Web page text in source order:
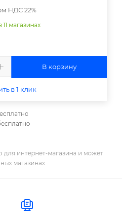
НДС 22%
11 магазинах
В корзину
в 1 клик
для интернет-магазина и может
магазинах